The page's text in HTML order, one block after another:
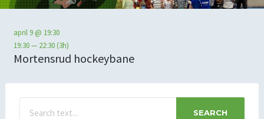
april 9 @ 19:30
19:30 — 22:30 (3h)
Mortensrud hockeybane
SEARCH